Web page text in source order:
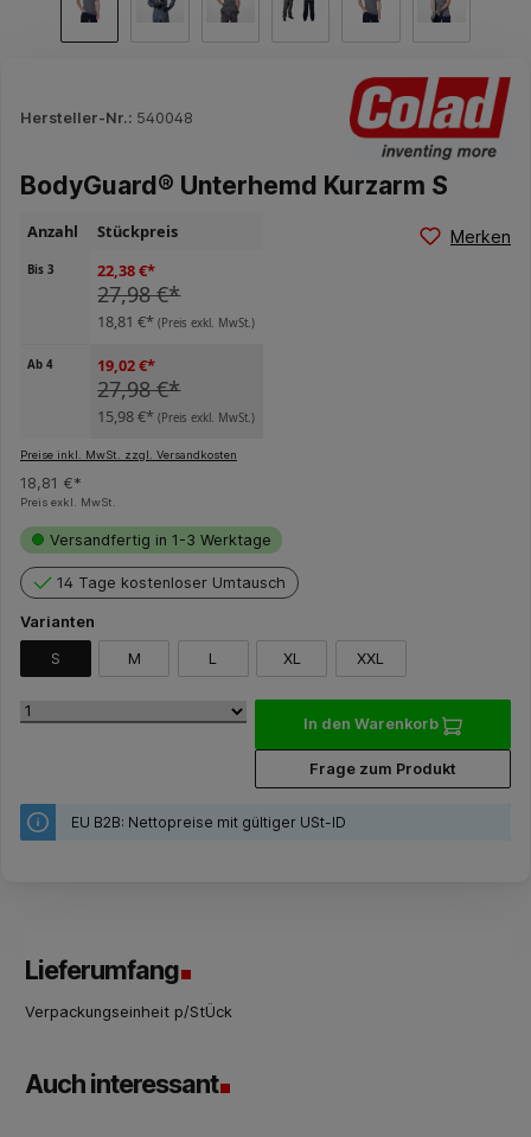
Hersteller-Nr.: 540048
BodyGuard® Unterhemd Kurzarm S
Anzahl Stückpreis
Bis3 22,38 €*
27,98 €*
18,81 €*(Preis exkl. MwSt.)
Ab4 19,02 €*
27,98 €*
15,98 €*(Preis exkl. MwSt.)
Merken
Preise inkl. MwSt. zzgl. Versandkosten
18,81 €*
Preis exkl. MwSt.
Versandfertig in 1-3 Werktage
14 Tage kostenloser Umtausch
Varianten
S M L XL XXL
In den Warenkorb
Frage zum Produkt
EU B2B: Nettopreise mit gültiger USt-ID
Lieferumfang
Verpackungseinheit p/StÜck
Auch interessant